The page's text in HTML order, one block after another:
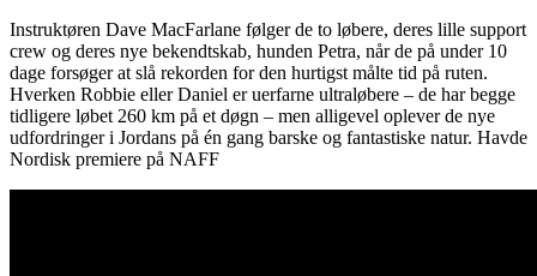
Instruktøren Dave MacFarlane følger de to løbere, deres lille support
crew og deres nye bekendtskab, hunden Petra, når de på under 10
dage forsøger at slå rekorden for den hurtigst målte tid på ruten.
Hverken Robbie eller Daniel er uerfarne ultraløbere – de har begge
tidligere løbet 260 km på et døgn – men alligevel oplever de nye
udfordringer i Jordans på én gang barske og fantastiske natur. Havde
Nordisk premiere på NAFF